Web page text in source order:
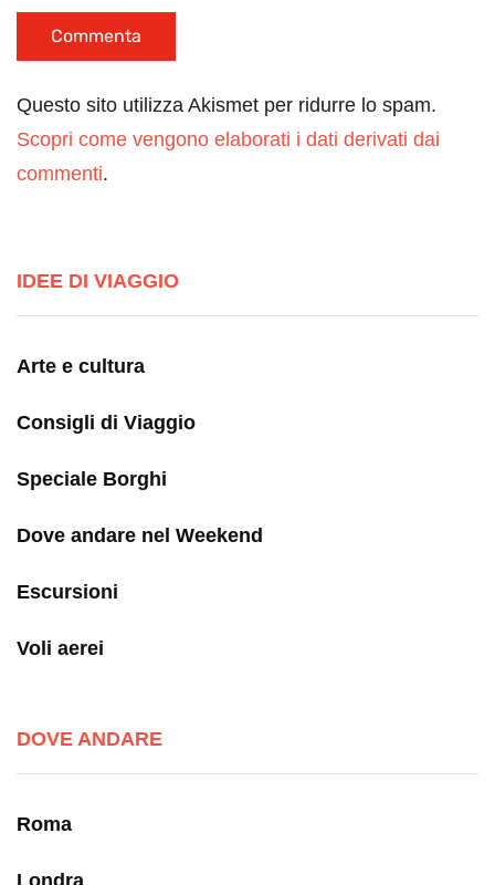
Questo sito utilizza Akismet per ridurre lo spam.
Scopri come vengono elaborati i dati derivati dai
commenti.
IDEE DI VIAGGIO
Arte e cultura
Consigli di Viaggio
Speciale Borghi
Dove andare nel Weekend
Escursioni
Voli aerei
DOVE ANDARE
Roma